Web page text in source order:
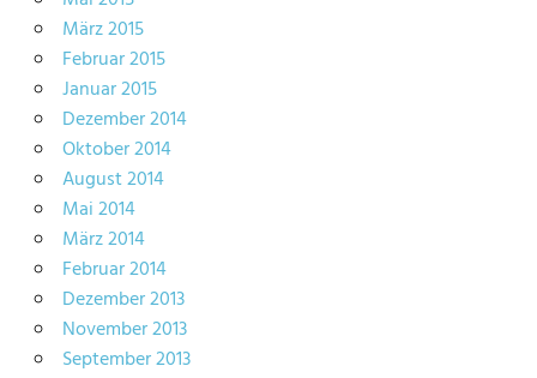
März 2015
Februar 2015
Januar 2015
Dezember 2014
Oktober 2014
August 2014
Mai 2014
März 2014
Februar 2014
Dezember 2013
November 2013
September 2013